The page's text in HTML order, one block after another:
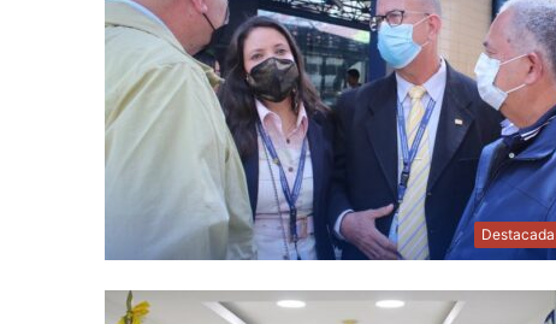
Destacada